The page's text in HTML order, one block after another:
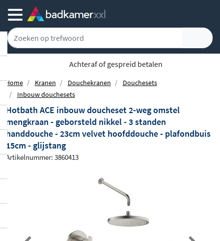
Achteraf of gespreid betalen
Home Kranen Douchekranen
Douchesets
Inbouw douchesets
Hotbath ACE inbouw doucheset 2-weg omstel
mengkraan - geborsteld nikkel - 3 standen
handdouche - 23cm velvet hoofddouche - plafondbuis
15cm - glijstang
Artikelnummer: 3860413